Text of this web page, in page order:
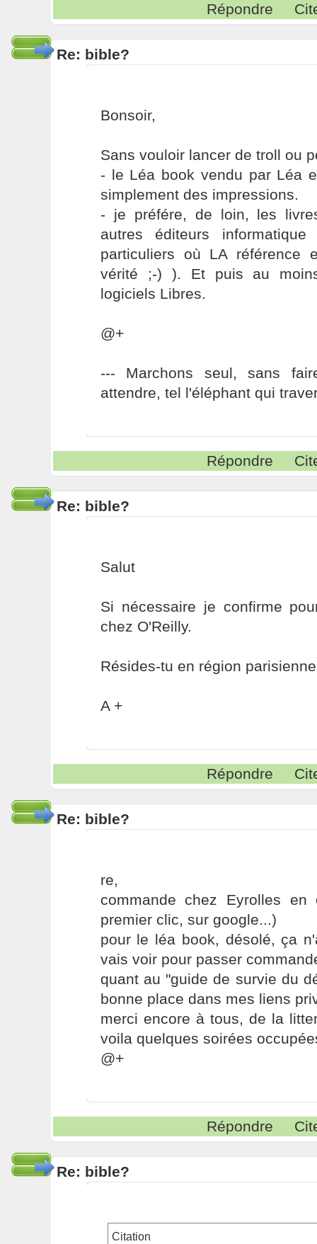
Répondre
Re: bible?
Bonsoir,
Sans vouloir lancer de troll ou
- le Léa book vendu par Léa
simplement des impressions.
- je préfére, de loin, les
autres éditeurs
particuliers où LA référence
vérité ;-) ). Et puis au
logiciels Libres.
@+
--- Marchons seul, sans
attendre, tel l'éléphant qui
Répondre
Re: bible?
Salut
Si nécessaire je confirme
chez O'Reilly.
Résides-tu en région
A +
Répondre
Re: bible?
re,
commande chez Eyrolles
premier clic, sur google...)
pour le léa book, désolé, ça
vais voir pour passer
quant au "guide de survie du
bonne place dans mes liens
merci encore à tous, de la
voila quelques soirées
@+
Répondre
Re: bible?
Citation